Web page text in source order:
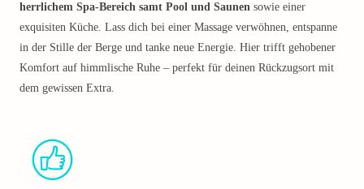
herrlichem Spa-Bereich samt Pool und Saunen sowie einer
exquisiten Küche. Lass dich bei einer Massage verwöhnen, entspanne
in der Stille der Berge und tanke neue Energie. Hier trifft gehobener
Komfort auf himmlische Ruhe – perfekt für deinen Rückzugsort mit
dem gewissen Extra.